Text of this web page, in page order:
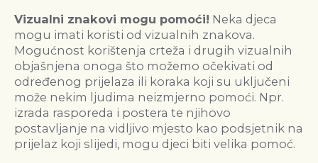
Vizualni znakovi mogu pomoći! Neka djeca
mogu imati koristi od vizualnih znakova.
Mogućnost korištenja crteža i drugih vizualnih
objašnjena onoga što možemo očekivati ​​od
određenog prijelaza ili koraka koji su uključeni
može nekim ljudima neizmjerno pomoći. Npr.
izrada rasporeda i postera te njihovo
postavljanje na vidljivo mjesto kao podsjetnik na
prijelaz koji slijedi, mogu djeci biti velika pomoć.